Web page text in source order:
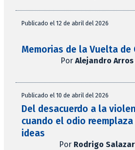
Publicado el 12 de abril del 2026
Memorias de la Vuelta de
Por Alejandro Arros
Publicado el 10 de abril del 2026
Del desacuerdo a la
cuando el odio
ideas
Por Rodrigo Salazar